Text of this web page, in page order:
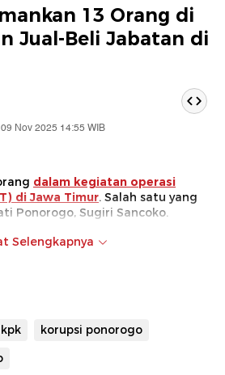
13 Orang di
Jual-Beli Jabatan di
Nov 2025 14:55 WIB
dalam kegiatan operasi
di Jawa Timur. Salah satu yang
Ponorogo, Sugiri Sancoko.
Sancoko terjaring bersama
Kabupaten (Pemkab)
Selengkapnya
kpk
korupsi ponorogo